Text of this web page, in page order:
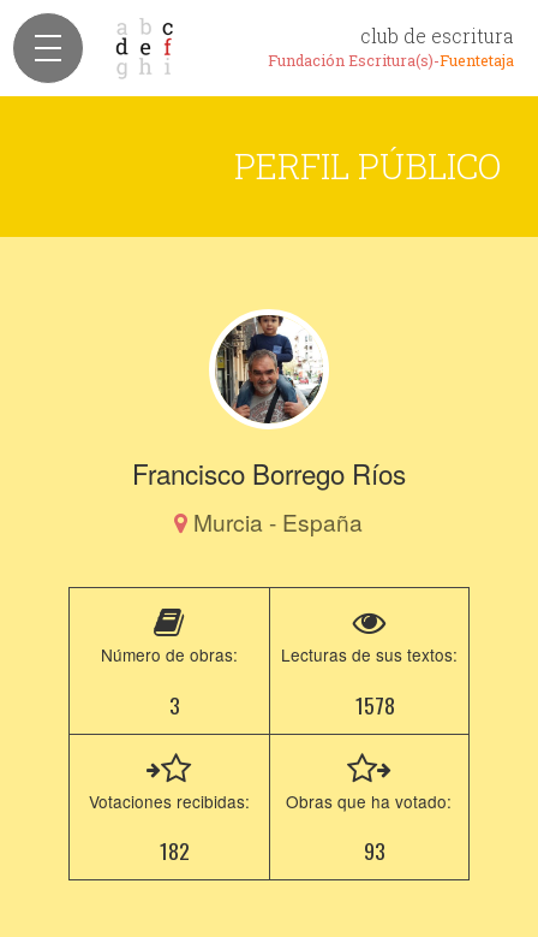
club de escritura
Fundación Escritura(s)-Fuentetaja
PERFIL PÚBLICO
Francisco Borrego Ríos
Murcia - España
Número de obras:
3
Lecturas de sus textos:
1578
Votaciones recibidas:
182
Obras que ha votado:
93